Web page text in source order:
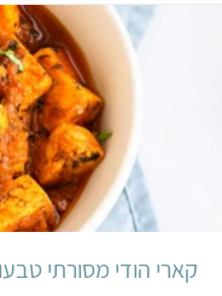
להכנה כמו שקשוקה, והוא
מנחם, מזין ובריא.
קל שעה ו-35
קארי הודי מסורתי